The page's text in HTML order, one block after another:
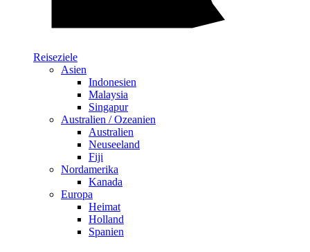
Reiseziele
Asien
Indonesien
Malaysia
Singapur
Australien / Ozeanien
Australien
Neuseeland
Fiji
Nordamerika
Kanada
Europa
Heimat
Holland
Spanien